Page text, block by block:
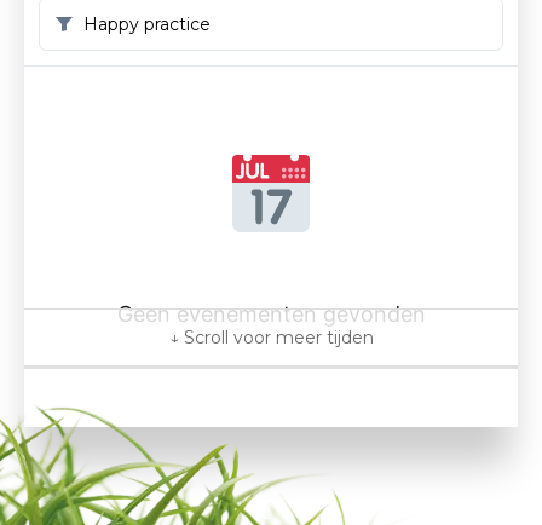
Geen evenementen gevonden